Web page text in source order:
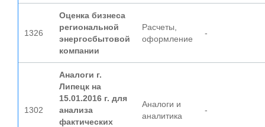
1326
Оценка бизнеса
региональной
энергосбытовой
компании
Расчеты,
оформление
-
1302
Аналоги г.
Липецк на
15.01.2016 г. для
анализа
фактических
Аналоги и
аналитика
-